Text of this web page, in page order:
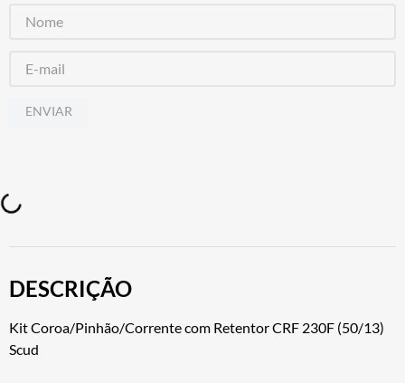
ENVIAR
DESCRIÇÃO
Kit Coroa/Pinhão/Corrente com Retentor CRF 230F (50/13)
Scud